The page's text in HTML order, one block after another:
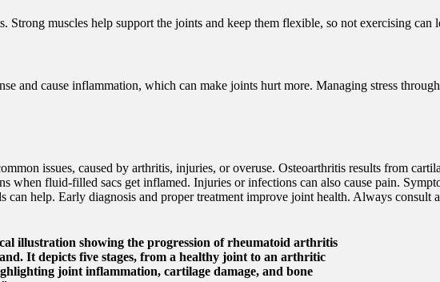
Strong muscles help support the joints and keep them flexible, so not exercising can
and cause inflammation, which can make joints hurt more. Managing stress
issues, caused by arthritis, injuries, or overuse. Osteoarthritis results from
when fluid-filled sacs get inflamed. Injuries or infections can also cause pain.
help. Early diagnosis and proper treatment improve joint health. Always consult